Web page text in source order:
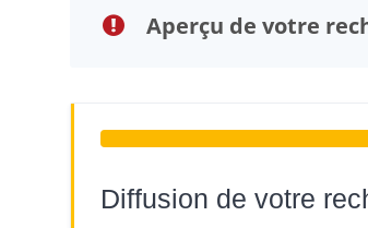
Aperçu de votre
Diffusion de votre